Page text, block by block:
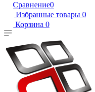
Сравнение0
Избранные товары 0
Корзина 0